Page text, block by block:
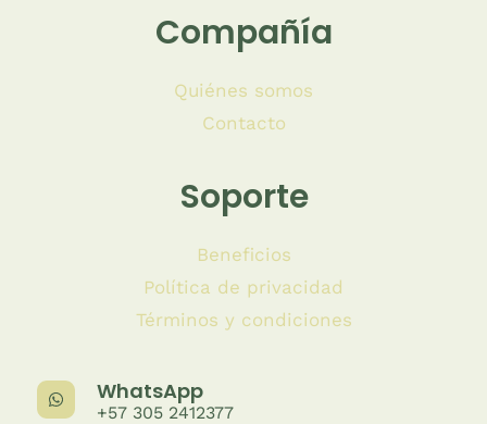
Compañía
Quiénes somos
Contacto
Soporte
Beneficios
Política de privacidad
Términos y condiciones
WhatsApp
+57 305 2412377